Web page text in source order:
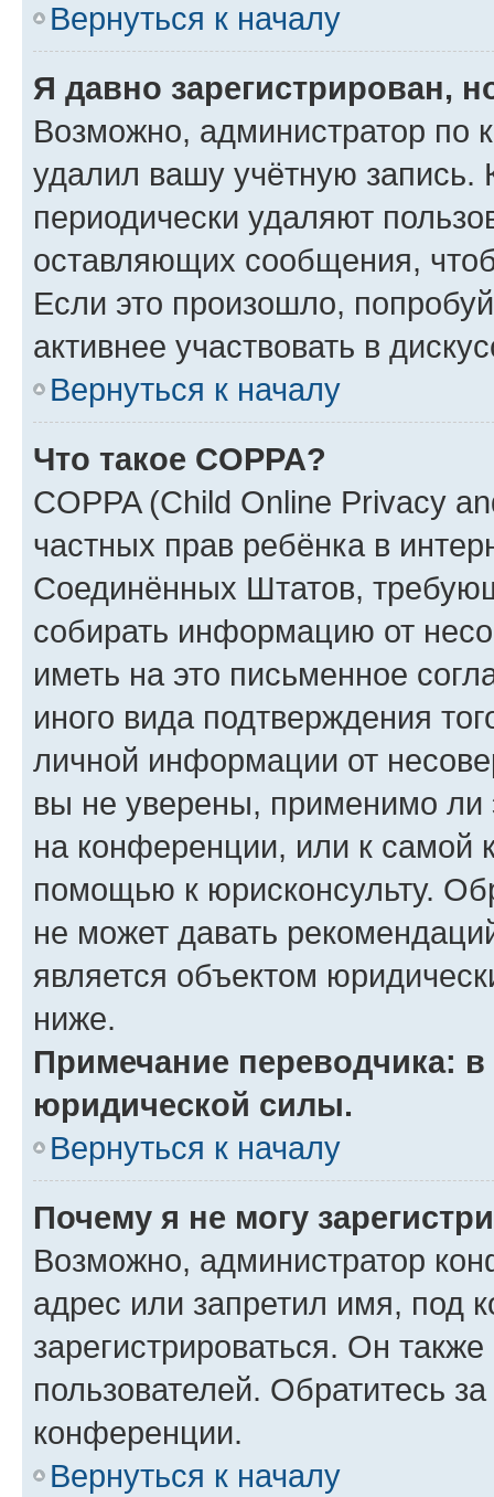
Вернуться к началу
Я давно зарегистрирован,
Возможно, администратор по
удалил вашу учётную запись.
периодически удаляют
оставляющих сообщения,
Если это произошло,
активнее участвовать в
Вернуться к началу
Что такое COPPA?
COPPA (Child Online Privacy
частных прав ребёнка в
Соединённых Штатов,
собирать информацию от
иметь на это письменное
иного вида подтверждения
личной информации от
вы не уверены, применимо ли
на конференции, или к самой
помощью к юрисконсульту.
не может давать
является объектом
ниже.
Примечание переводчика:
юридической силы.
Вернуться к началу
Почему я не могу
Возможно, администратор
адрес или запретил имя, под
зарегистрироваться. Он
пользователей. Обратитесь
конференции.
Вернуться к началу